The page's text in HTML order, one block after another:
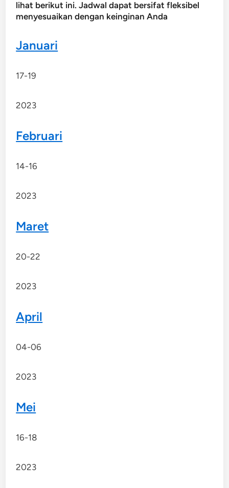
lihat berikut ini. Jadwal dapat bersifat fleksibel
menyesuaikan dengan keinginan Anda
Januari
17-19
2023
Februari
14-16
2023
Maret
20-22
2023
April
04-06
2023
Mei
16-18
2023